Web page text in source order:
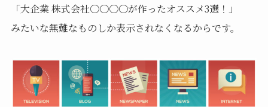
「大企業 株式会社〇〇〇〇が作ったオススメ3選！」
みたいな無難なものしか表示されなくなるからです。